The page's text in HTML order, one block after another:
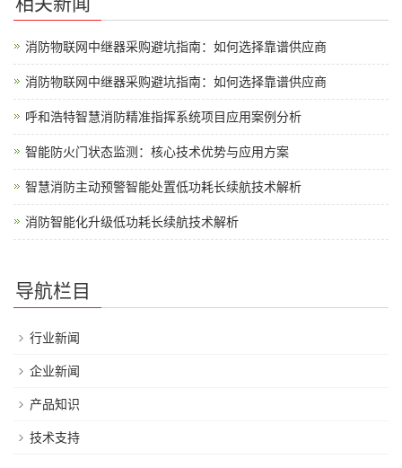
消防物联网中继器采购避坑指南：如何选择靠谱供应商
消防物联网中继器采购避坑指南：如何选择靠谱供应商
呼和浩特智慧消防精准指挥系统项目应用案例分析
智能防火门状态监测：核心技术优势与应用方案
智慧消防主动预警智能处置低功耗长续航技术解析
消防智能化升级低功耗长续航技术解析
导航栏目
行业新闻
企业新闻
产品知识
技术支持